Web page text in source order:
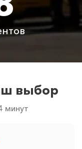
цену вам
выбор
минут